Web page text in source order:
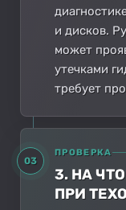
и дисков.
может
утечками
требует
03
ПРОВЕРКА
3. НА
ПРИ